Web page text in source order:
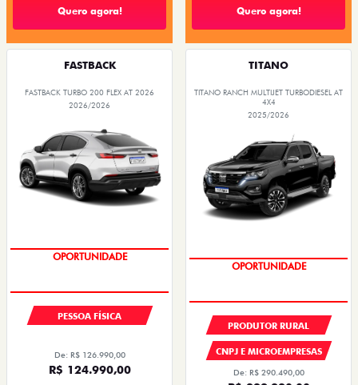
Quero agora! Quero agora!
FASTBACK
FASTBACK TURBO 200 FLEX AT 2026
2026/2026
OPORTUNIDADE
PESSOA FÍSICA
De: R$ 126.990,00
R$ 124.990,00
TITANO
TITANO RANCH MULTIJET TURBODIESEL AT
4X4
2025/2026
OPORTUNIDADE
PRODUTOR RURAL
CNPJ E MICROEMPRESAS
De: R$ 290.490,00